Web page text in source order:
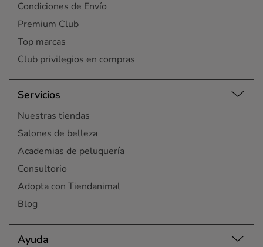
Condiciones de Envío
Premium Club
Top marcas
Club privilegios en compras
Servicios
Nuestras tiendas
Salones de belleza
Academias de peluquería
Consultorio
Adopta con Tiendanimal
Blog
Ayuda